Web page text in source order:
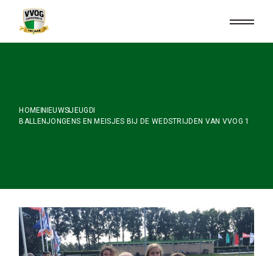
content
HOME NIEUWSJEUGD
BALLENJONGENS EN MEISJES BIJ DE WEDSTRIJDEN VAN VVOG 1